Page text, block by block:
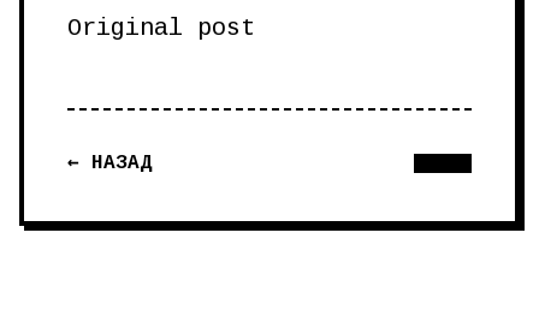
Original post
← НАЗАД